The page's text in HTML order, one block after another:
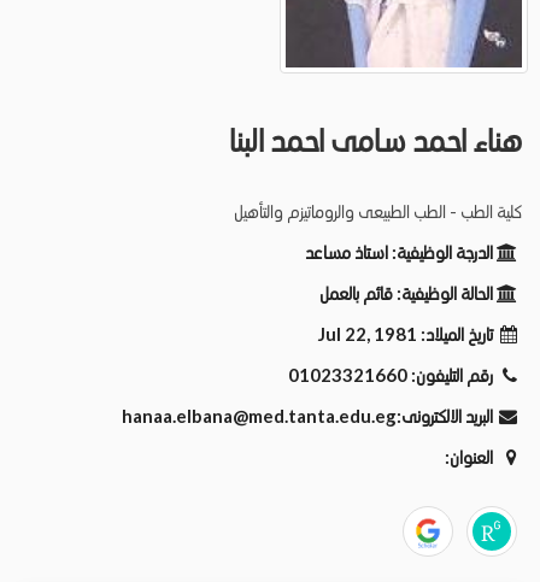
هناء احمد سامى احمد البنا
كلية الطب - الطب الطبيعى والروماتيزم والتأهيل
الدرجة الوظيفية: استاذ مساعد
الحالة الوظيفية: قائم بالعمل
تاريخ الميلاد: Jul 22, 1981
رقم التليفون: 01023321660
البريد الالكترونى:hanaa.elbana@med.tanta.edu.eg
العنوان: